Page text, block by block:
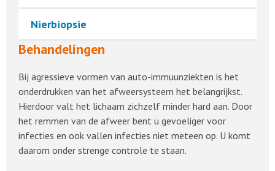
Nierbiopsie
Behandelingen
Bij agressieve vormen van auto-immuunziekten is het
onderdrukken van het afweersysteem het belangrijkst.
Hierdoor valt het lichaam zichzelf minder hard aan. Door
het remmen van de afweer bent u gevoeliger voor
infecties en ook vallen infecties niet meteen op. U komt
daarom onder strenge controle te staan.